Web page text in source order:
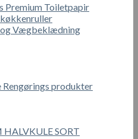
Premium Toiletpapir
og Vægbeklædning
Rengørings produkter
SORT